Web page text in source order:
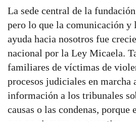
La sede central de la
pero lo que la comunicación y
ayuda hacia nosotros fue
nacional por la Ley Micaela.
familiares de víctimas de
procesos judiciales en marcha
información a los tribunales
causas o las condenas, porque